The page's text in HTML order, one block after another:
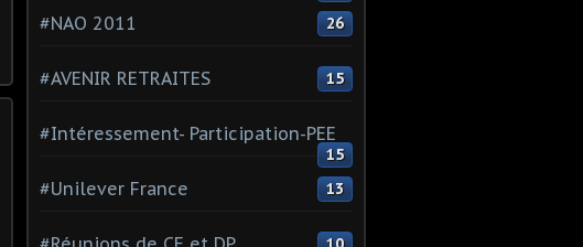
#NAO 2011 26
#AVENIR RETRAITES 15
#Intéressement- Participation-PEE
15
#Unilever France 13